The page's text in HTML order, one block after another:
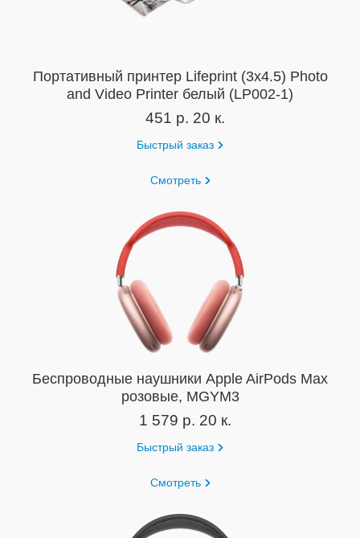
Портативный принтер Lifeprint (3x4.5) Photo
and Video Printer белый (LP002-1)
451 р. 20 к.
Быстрый заказ
Смотреть
Беспроводные наушники Apple AirPods Max
розовые, MGYM3
1 579 р. 20 к.
Быстрый заказ
Смотреть